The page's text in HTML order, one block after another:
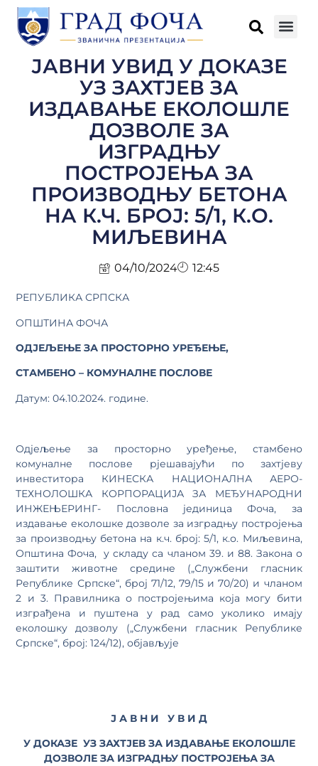
ЈАВНИ УВИД У ДОКАЗЕ
УЗ ЗАХТЈЕВ ЗА
ИЗДАВАЊЕ ЕКОЛОШЛЕ
ДОЗВОЛЕ ЗА
ИЗГРАДЊУ
ПОСТРОЈЕЊА ЗА
ПРОИЗВОДЊУ БЕТОНА
НА К.Ч. БРОЈ: 5/1, К.О.
МИЉЕВИНА
04/10/2024 12:45
РЕПУБЛИКА СРПСКА
ОПШТИНА ФОЧА
ОДЈЕЉЕЊЕ ЗА ПРОСТОРНО УРЕЂЕЊЕ,
СТАМБЕНО – КОМУНАЛНЕ ПОСЛОВЕ
Датум: 04.10.2024. године.
Одјељење за просторно уређење, стамбено
комуналне послове рјешавајући по захтјеву
инвеститора КИНЕСКА НАЦИОНАЛНА АЕРО-
ТЕХНОЛОШКА КОРПОРАЦИЈА ЗА МЕЂУНАРОДНИ
ИНЖЕЊЕРИНГ- Пословна јединица Фоча, за
издавање еколошке дозволе за изградњу постројења
за производњу бетона на к.ч. број: 5/1, к.о. Миљевина,
Општина Фоча, у складу са чланом 39. и 88. Закона о
заштити животне средине („Службени гласник
Републике Српске“, број 71/12, 79/15 и 70/20) и чланом
2 и 3. Правилника о постројењима која могу бити
изграђена и пуштена у рад само уколико имају
еколошку дозволу („Службени гласник Републике
Српске“, број: 124/12), објављује
Ј А В Н И У В И Д
У ДОКАЗЕ УЗ ЗАХТЈЕВ ЗА ИЗДАВАЊЕ ЕКОЛОШЛЕ
ДОЗВОЛЕ ЗА ИЗГРАДЊУ ПОСТРОЈЕЊА ЗА